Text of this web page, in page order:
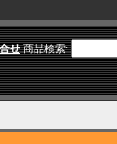
せ 商品検索: